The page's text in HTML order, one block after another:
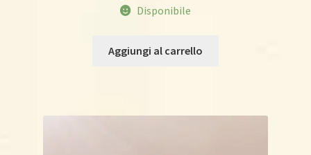
Disponibile
Aggiungi al carrello